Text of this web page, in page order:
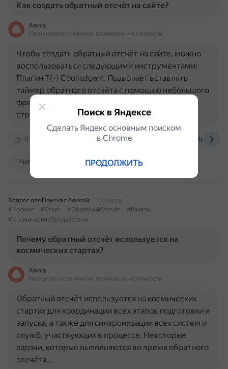
Как создать обратный отсчёт на сайте?
Алиса
На основе источников, возможны неточности
0 www.unisender.com lpmotor.ru
Чтобы создать обратный отсчёт на сайте, можно
воспользоваться следующими инструментами:
Плагин T(-) Countdown. Позволяет вставлять
таймер обратного отсчёта с помощью небольшого
фрагмента кода (шорткода) в любое место
страницы или виджета в…
Читать далее
Вопрос для Поиска с Алисой
17 марта
#Космос
#Старт #ОбратныйОтсчёт
#Ракеты
#КосмическиеПутешествия
Почему обратный отсчёт используется на
космических стартах?
Алиса
На основе источников, возможны неточности
Обратный отсчёт используется на космических
стартах для координации всех этапов подготовки и
запуска, а также для синхронизации всех систем и
служб, участвующих в процессе. Некоторые
задачи, которые выполняются во время обратного
отсчёта…
Поиск в Яндексе
Сделать Яндекс основным поиском
в Сhrome
ПРОДОЛЖИТЬ